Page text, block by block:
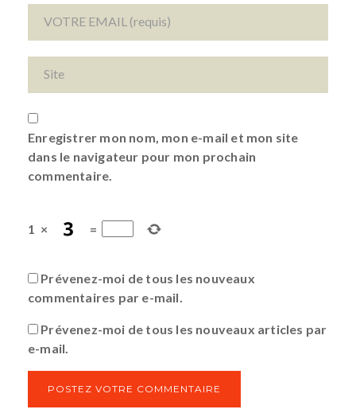
Enregistrer mon nom, mon e-mail et mon site
dans le navigateur pour mon prochain
commentaire.
1 × =
Prévenez-moi de tous les nouveaux
commentaires par e-mail.
Prévenez-moi de tous les nouveaux articles par
e-mail.